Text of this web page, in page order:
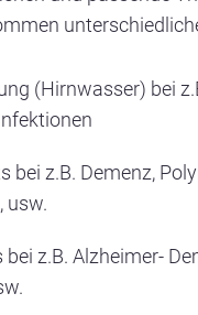
(Hirnwasser) bei
bei z.B. Demenz,
usw.
bei z.B. Alzheimer-